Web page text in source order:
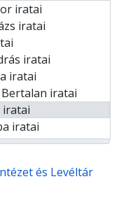
iratai
iratai
iratai
iratai
Bertalan iratai
iratai
iratai
iratai
gyűjtemény
és Levéltár